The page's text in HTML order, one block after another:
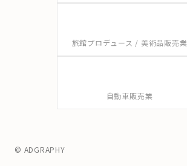
旅館プロデュース / 美術品販売業
自動車販売業
© ADGRAPHY